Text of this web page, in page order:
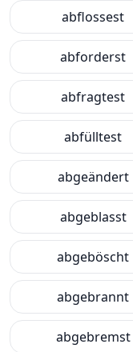
abflossest
abforderst
abfragtest
abfülltest
abgeändert
abgeblasst
abgeböscht
abgebrannt
abgebremst